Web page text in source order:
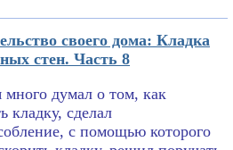
своего дома: Кладка
стен. Часть 8
много думал о том, как
кладку, сделал
с помощью которого